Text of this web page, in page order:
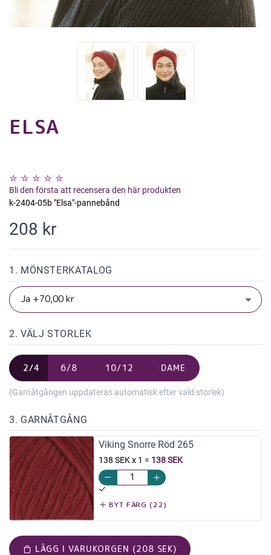
ELSA
Bli den första att recensera den här produkten
k-2404-05b "Elsa"-pannebånd
208 kr
1. MÖNSTERKATALOG
2. VÄLJ STORLEK
2/4 6/8 10/12 DAME
(Garnåtgången uppdateras automatisk efter vald storlek)
3. GARNÅTGÅNG
Viking Snorre Röd 265
138 SEK x 1 = 138 SEK
BYT FÄRG (22)
LÄGG I VARUKORGEN (208 SEK)